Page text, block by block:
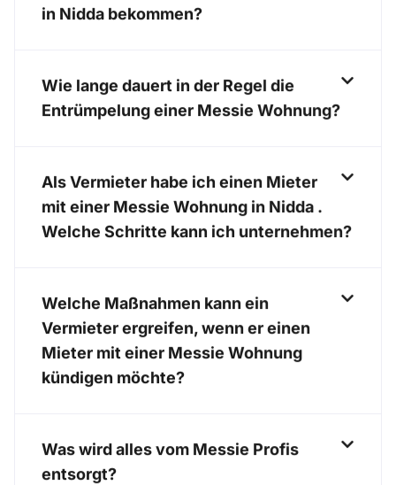
in Nidda bekommen?
Wie lange dauert in der Regel die
Entrümpelung einer Messie Wohnung?
Als Vermieter habe ich einen Mieter
mit einer Messie Wohnung in Nidda .
Welche Schritte kann ich unternehmen?
Welche Maßnahmen kann ein
Vermieter ergreifen, wenn er einen
Mieter mit einer Messie Wohnung
kündigen möchte?
Was wird alles vom Messie Profis
entsorgt?